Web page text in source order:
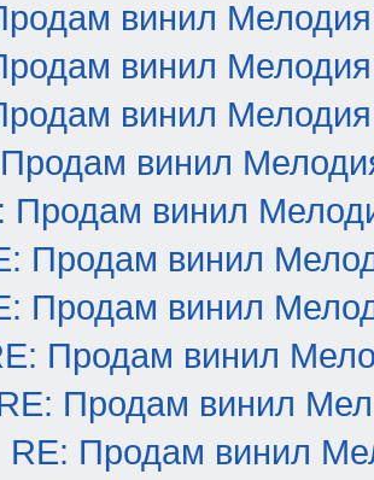
винил Мелодия
винил Мелодия
винил Мелодия
винил
Продам винил
Продам винил
Продам винил
Продам винил
Продам винил
RE: Продам винил